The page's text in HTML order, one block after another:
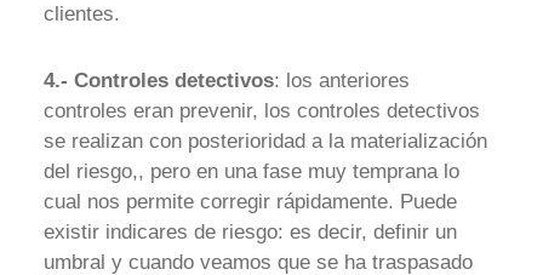
clientes.
4.- Controles detectivos: los anteriores
controles eran prevenir, los controles detectivos
se realizan con posterioridad a la materialización
del riesgo,, pero en una fase muy temprana lo
cual nos permite corregir rápidamente. Puede
existir indicares de riesgo: es decir, definir un
umbral y cuando veamos que se ha traspasado